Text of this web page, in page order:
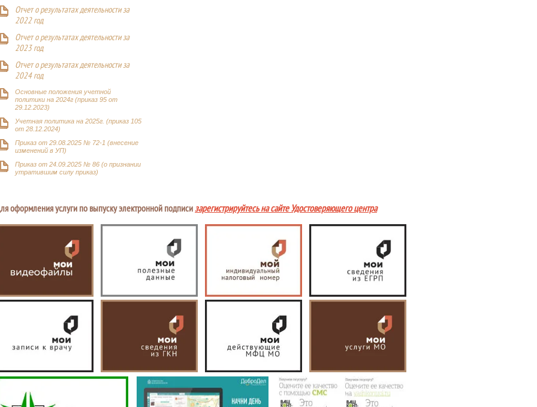
Отчет о результатах деятельности за
2022 год
Отчет о результатах деятельности за
2023 год
Отчет о результатах деятельности за
2024 год
Основные положения учетной
политики на 2024г (приказ 95 от
29.12.2023)
Учетная политика на 2025г. (приказ 105
от 28.12.2024)
Приказ от 29.08.2025 № 72-1 (внесение
изменений в УП)
Приказ от 24.09.2025 № 86 (о признании
утратившим силу приказ)
оформления услуги по выпуску электронной подписизарегистрируйтесь на сайте Удостоверяющего центра